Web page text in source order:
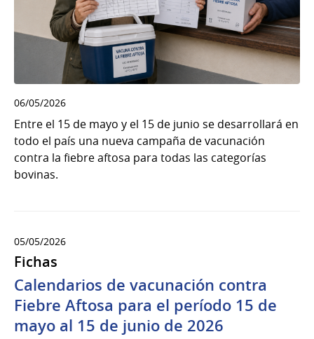
06/05/2026
Entre el 15 de mayo y el 15 de junio se desarrollará en
todo el país una nueva campaña de vacunación
contra la fiebre aftosa para todas las categorías
bovinas.
05/05/2026
Fichas
Calendarios de vacunación contra
Fiebre Aftosa para el período 15 de
mayo al 15 de junio de 2026